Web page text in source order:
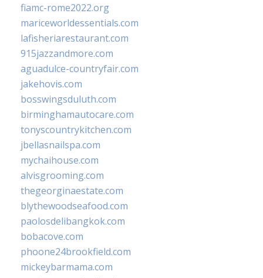
fiamc-rome2022.org
mariceworldessentials.com
lafisheriarestaurant.com
915jazzandmore.com
aguadulce-countryfair.com
jakehovis.com
bosswingsduluth.com
birminghamautocare.com
tonyscountrykitchen.com
jbellasnailspa.com
mychaihouse.com
alvisgrooming.com
thegeorginaestate.com
blythewoodseafood.com
paolosdelibangkok.com
bobacove.com
phoone24brookfield.com
mickeybarmama.com